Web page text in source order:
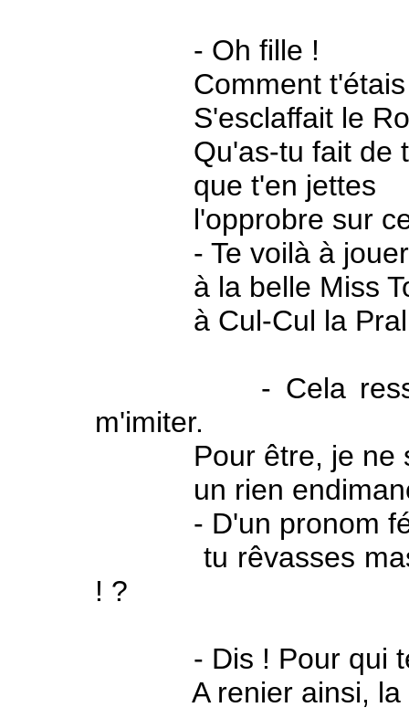
- Oh fille !
Comment t'étais !
S'esclaffait le
Qu'as-tu fait de ta
que t'en jettes
l'opprobre sur
- Te voilà à jouer
à la belle Miss
à Cul-Cul la
- Cela
m'imiter.
Pour être, je ne
un rien
- D'un pronom
tu rêvasses
! ?
- Dis ! Pour qui te
A renier ainsi, la